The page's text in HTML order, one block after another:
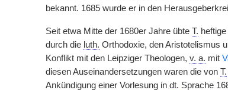
bekannt. 1685 wurde er in den
Seit etwa Mitte der 1680er Jahre übte T.
durch die luth. Orthodoxie, den Aristotelismus
Konflikt mit den Leipziger Theologen, v. a. mit
diesen Auseinandersetzungen waren die von T.
Ankündigung einer Vorlesung in dt. Sprache